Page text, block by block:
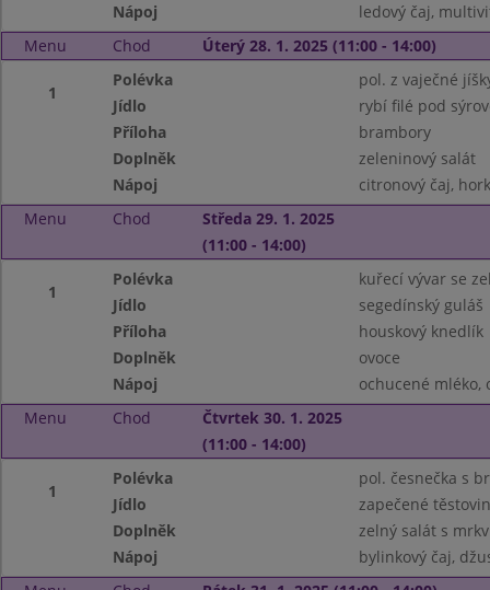
Nápoj
ledový čaj,
Menu
Chod Úterý 28. 1. 2025 (11:00 - 14:00)
1
Polévka
pol. z vaječné
Jídlo
rybí filé pod
Příloha
brambory
Doplněk
zeleninový salát
Nápoj
citronový čaj,
Menu
Chod
Středa 29. 1. 2025
(11:00 - 14:00)
1
Polévka
kuřecí vývar se
Jídlo
segedínský guláš
Příloha
houskový knedlík
Doplněk
ovoce
Nápoj
ochucené mléko,
Menu
Chod
Čtvrtek 30. 1. 2025
(11:00 - 14:00)
1
Polévka
pol. česnečka s
Jídlo
zapečené
Doplněk
zelný salát s
Nápoj
bylinkový čaj,